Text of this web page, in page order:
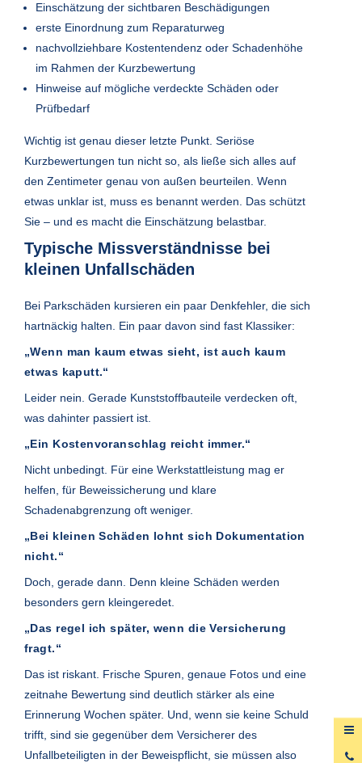
Einschätzung der sichtbaren Beschädigungen
erste Einordnung zum Reparaturweg
nachvollziehbare Kostentendenz oder Schadenhöhe
im Rahmen der Kurzbewertung
Hinweise auf mögliche verdeckte Schäden oder
Prüfbedarf
Wichtig ist genau dieser letzte Punkt. Seriöse
Kurzbewertungen tun nicht so, als ließe sich alles auf
den Zentimeter genau von außen beurteilen. Wenn
etwas unklar ist, muss es benannt werden. Das schützt
Sie – und es macht die Einschätzung belastbar.
Typische Missverständnisse bei
kleinen Unfallschäden
Bei Parkschäden kursieren ein paar Denkfehler, die sich
hartnäckig halten. Ein paar davon sind fast Klassiker:
„Wenn man kaum etwas sieht, ist auch kaum
etwas kaputt.“
Leider nein. Gerade Kunststoffbauteile verdecken oft,
was dahinter passiert ist.
„Ein Kostenvoranschlag reicht immer.“
Nicht unbedingt. Für eine Werkstattleistung mag er
helfen, für Beweissicherung und klare
Schadenabgrenzung oft weniger.
„Bei kleinen Schäden lohnt sich Dokumentation
nicht.“
Doch, gerade dann. Denn kleine Schäden werden
besonders gern kleingeredet.
„Das regel ich später, wenn die Versicherung
fragt.“
Das ist riskant. Frische Spuren, genaue Fotos und eine
zeitnahe Bewertung sind deutlich stärker als eine
Erinnerung Wochen später. Und, wenn sie keine Schuld
trifft, sind sie gegenüber dem Versicherer des
Unfallbeteiligten in der Beweispflicht, sie müssen also